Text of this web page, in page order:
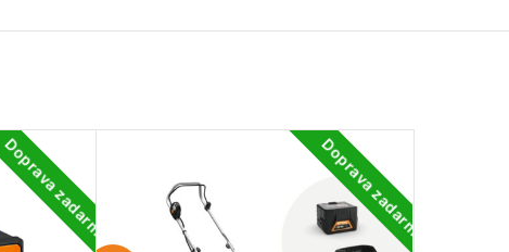
Doprava zadarmo Doprava zadarmo